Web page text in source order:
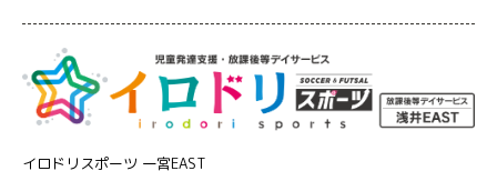
イロドリスポーツ 一宮EAST